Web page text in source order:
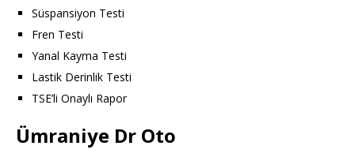
Süspansiyon Testi
Fren Testi
Yanal Kayma Testi
Lastik Derinlik Testi
TSE’li Onaylı Rapor
Ümraniye Dr Oto